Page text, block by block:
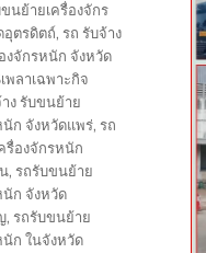
นย้ายเครื่องจักร
ตรดิตถ์,รถ รับจ้าง
งจักรหนัก จังหวัด
พลาเฉพาะกิจ
ง รับขนย้าย
นัก จังหวัดแพร่,รถ
รื่องจักรหนัก
,รถรับขนย้าย
นัก จังหวัด
,รถรับขนย้าย
นัก ในจังหวัด